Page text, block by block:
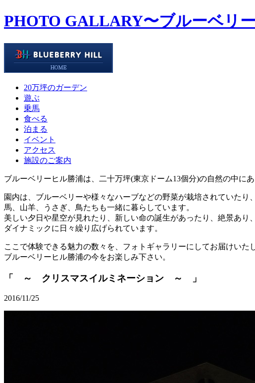
PHOTO GALLARY〜ブルーベリ
20万坪のガーデン
遊ぶ
乗馬
食べる
泊まる
イベント
アクセス
施設のご案内
ブルーベリーヒル勝浦は、二十万坪(東京ドーム13個分)の自然の中にあ
園内は、ブルーベリーや様々なハーブなどの野菜が栽培されていたり、
馬、山羊、うさぎ、鳥たちも一緒に暮らしています。
美しい夕日や星空が見れたり、新しい命の誕生があったり、絶景あり
ダイナミックに日々繰り広げられています。
ここで体験できる魅力の数々を、フォトギャラリーにしてお届けいた
ブルーベリーヒル勝浦の今をお楽しみ下さい。
「 ～ クリスマスイルミネーション ～ 」
2016/11/25